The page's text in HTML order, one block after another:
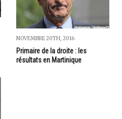
NOVEMBRE 20TH, 2016
Primaire de la droite : les
résultats en Martinique